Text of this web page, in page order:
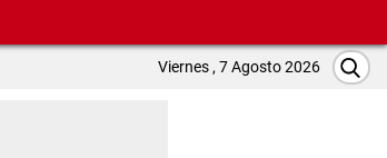
Viernes , 7 Agosto 2026